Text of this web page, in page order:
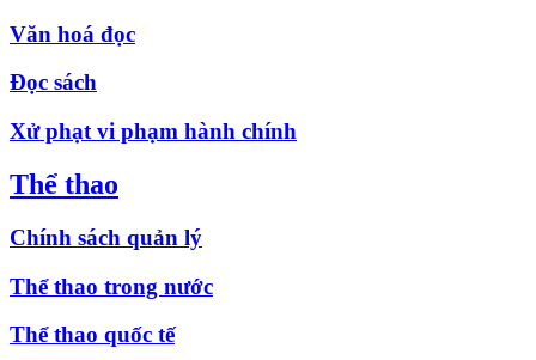
Văn hoá đọc
Đọc sách
Xử phạt vi phạm hành chính
Thể thao
Chính sách quản lý
Thể thao trong nước
Thể thao quốc tế